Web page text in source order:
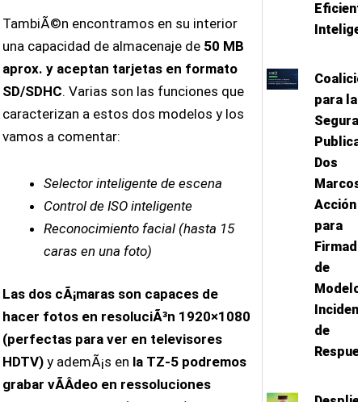
TambiÃ©n encontramos en su interior
una capacidad de almacenaje de 50 MB
aprox. y aceptan tarjetas en formato
SD/SDHC. Varias son las funciones que
caracterizan a estos dos modelos y los
vamos a comentar:
Selector inteligente de escena
Control de ISO inteligente
Reconocimiento facial (hasta 15
caras en una foto)
Las dos cÃ¡maras son capaces de
hacer fotos en resoluciÃ³n 1920×1080
(perfectas para ver en televisores
HDTV) y ademÃ¡s en la TZ-5 podremos
grabar vÃ­Â­deo en ressoluciones
para la
Segura
Publica
Dos
Acción
para
de
de